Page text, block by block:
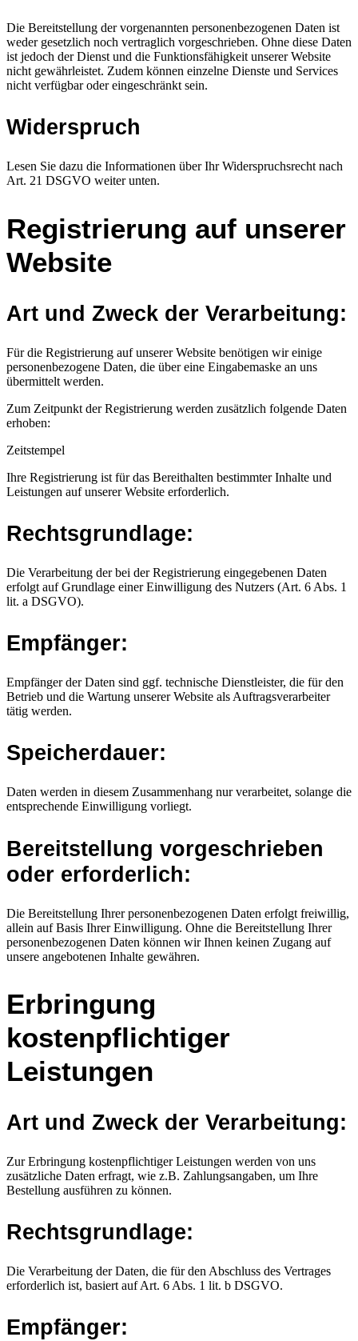
Die Bereitstellung der vorgenannten personenbezogenen Daten ist
weder gesetzlich noch vertraglich vorgeschrieben. Ohne diese Daten
ist jedoch der Dienst und die Funktionsfähigkeit unserer Website
nicht gewährleistet. Zudem können einzelne Dienste und Services
nicht verfügbar oder eingeschränkt sein.
Widerspruch
Lesen Sie dazu die Informationen über Ihr Widerspruchsrecht nach
Art. 21 DSGVO weiter unten.
Registrierung auf unserer
Website
Art und Zweck der Verarbeitung:
Für die Registrierung auf unserer Website benötigen wir einige
personenbezogene Daten, die über eine Eingabemaske an uns
übermittelt werden.
Zum Zeitpunkt der Registrierung werden zusätzlich folgende Daten
erhoben:
Zeitstempel
Ihre Registrierung ist für das Bereithalten bestimmter Inhalte und
Leistungen auf unserer Website erforderlich.
Rechtsgrundlage:
Die Verarbeitung der bei der Registrierung eingegebenen Daten
erfolgt auf Grundlage einer Einwilligung des Nutzers (Art. 6 Abs. 1
lit. a DSGVO).
Empfänger:
Empfänger der Daten sind ggf. technische Dienstleister, die für den
Betrieb und die Wartung unserer Website als Auftragsverarbeiter
tätig werden.
Speicherdauer:
Daten werden in diesem Zusammenhang nur verarbeitet, solange die
entsprechende Einwilligung vorliegt.
Bereitstellung vorgeschrieben
oder erforderlich:
Die Bereitstellung Ihrer personenbezogenen Daten erfolgt freiwillig,
allein auf Basis Ihrer Einwilligung. Ohne die Bereitstellung Ihrer
personenbezogenen Daten können wir Ihnen keinen Zugang auf
unsere angebotenen Inhalte gewähren.
Erbringung
kostenpflichtiger
Leistungen
Art und Zweck der Verarbeitung:
Zur Erbringung kostenpflichtiger Leistungen werden von uns
zusätzliche Daten erfragt, wie z.B. Zahlungsangaben, um Ihre
Bestellung ausführen zu können.
Rechtsgrundlage:
Die Verarbeitung der Daten, die für den Abschluss des Vertrages
erforderlich ist, basiert auf Art. 6 Abs. 1 lit. b DSGVO.
Empfänger: